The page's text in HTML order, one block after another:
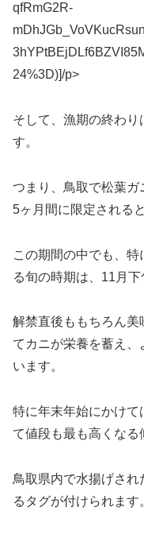
qfRmG2R-
24%3D)]/p>
そして、漁期の終わ
す。
つまり、鳥取で松葉
5ヶ月間に限定される
この期間の中でも、
る旬の時期は、11月下
解禁直後ももちろん
てカニが栄養を蓄え
います。
特に年末年始にかけて
て値段も最も高くなる
鳥取県内で水揚げさ
るタグが付けられます